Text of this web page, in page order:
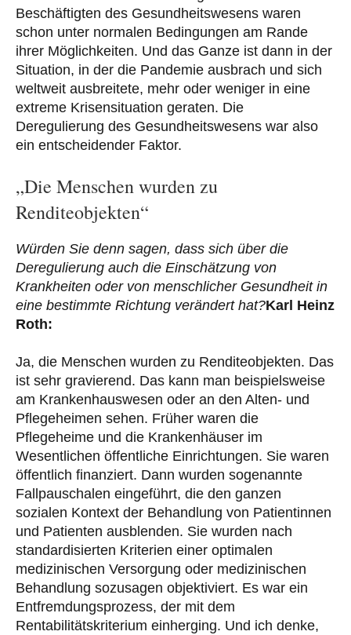
Beschäftigten des Gesundheitswesens waren
schon unter normalen Bedingungen am Rande
ihrer Möglichkeiten. Und das Ganze ist dann in der
Situation, in der die Pandemie ausbrach und sich
weltweit ausbreitete, mehr oder weniger in eine
extreme Krisensituation geraten. Die
Deregulierung des Gesundheitswesens war also
ein entscheidender Faktor.
„Die Menschen wurden zu
Renditeobjekten“
Würden Sie denn sagen, dass sich über die
Deregulierung auch die Einschätzung von
Krankheiten oder von menschlicher Gesundheit in
eine bestimmte Richtung verändert hat?Karl Heinz
Roth:
Ja, die Menschen wurden zu Renditeobjekten. Das
ist sehr gravierend. Das kann man beispielsweise
am Krankenhauswesen oder an den Alten- und
Pflegeheimen sehen. Früher waren die
Pflegeheime und die Krankenhäuser im
Wesentlichen öffentliche Einrichtungen. Sie waren
öffentlich finanziert. Dann wurden sogenannte
Fallpauschalen eingeführt, die den ganzen
sozialen Kontext der Behandlung von Patientinnen
und Patienten ausblenden. Sie wurden nach
standardisierten Kriterien einer optimalen
medizinischen Versorgung oder medizinischen
Behandlung sozusagen objektiviert. Es war ein
Entfremdungsprozess, der mit dem
Rentabilitätskriterium einherging. Und ich denke,